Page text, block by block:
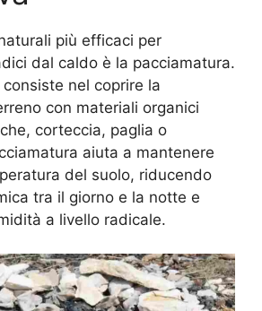
più efficaci per
dal caldo è la pacciamatura.
nel coprire la
con materiali organici
corteccia, paglia o
aiuta a mantenere
del suolo, riducendo
tra il giorno e la notte e
a livello radicale.